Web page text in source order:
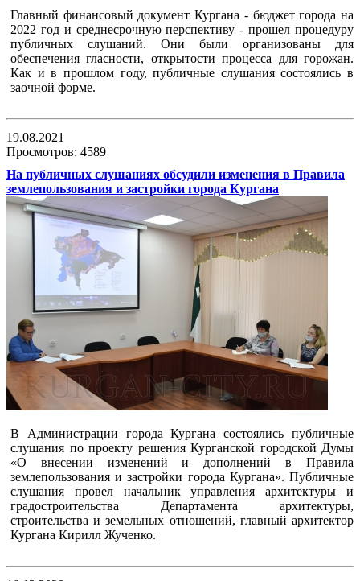
Главный финансовый документ Кургана - бюджет города на
2022 год и среднесрочную перспективу - прошел процедуру
публичных слушаний. Они были организованы для
обеспечения гласности, открытости процесса для горожан.
Как и в прошлом году, публичные слушания состоялись в
заочной форме.
19.08.2021
Просмотров: 4589
На публичных слушаниях обсудили изменения в Правила
землепользования и застройки города Кургана
В Администрации города Кургана состоялись публичные
слушания по проекту решения Курганской городской Думы
«О внесении изменений и дополнений в Правила
землепользования и застройки города Кургана». Публичные
слушания провел начальник управления архитектуры и
градостроительства Департамента архитектуры,
строительства и земельных отношений, главный архитектор
Кургана Кирилл Жученко.